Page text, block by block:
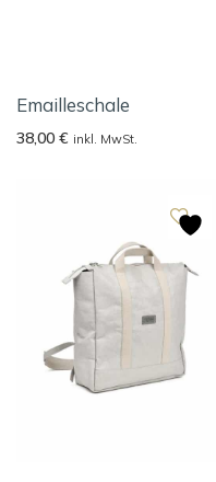
Emailleschale
38,00 € inkl. MwSt.